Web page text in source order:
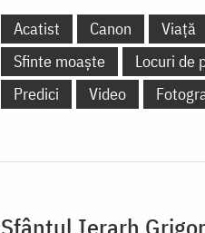
Acatist Canon Viață
Sfinte moaște
Locuri de
Predici
Video